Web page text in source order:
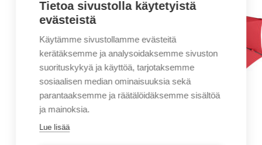
Tietoa sivustolla käytetyistä
evästeistä
Käytämme sivustollamme evästeitä
kerätäksemme ja analysoidaksemme sivuston
suorituskykyä ja käyttöä, tarjotaksemme
sosiaalisen median ominaisuuksia sekä
parantaaksemme ja räätälöidäksemme sisältöä
ja mainoksia.
Lue lisää